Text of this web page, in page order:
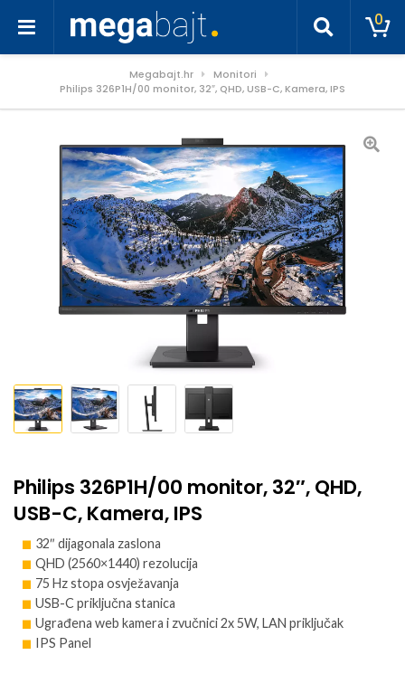
0
Megabajt.hr
Monitori
Philips 326P1H/00 monitor, 32″, QHD, USB-C, Kamera, IPS
Philips 326P1H/00 monitor, 32″, QHD,
USB-C, Kamera, IPS
32″ dijagonala zaslona
QHD (2560×1440) rezolucija
75 Hz stopa osvježavanja
USB-C priključna stanica
Ugrađena web kamera i zvučnici 2x 5W, LAN priključak
IPS Panel